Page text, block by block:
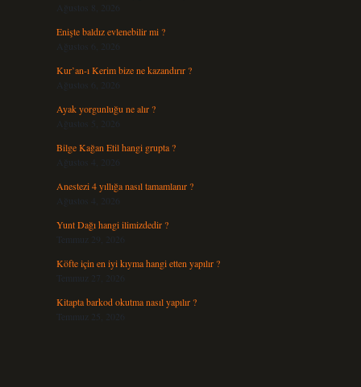
Ağustos 8, 2026
Enişte baldız evlenebilir mi ?
Ağustos 6, 2026
Kur’an-ı Kerim bize ne kazandırır ?
Ağustos 6, 2026
Ayak yorgunluğu ne alır ?
Ağustos 5, 2026
Bilge Kağan Etil hangi grupta ?
Ağustos 4, 2026
Anestezi 4 yıllığa nasıl tamamlanır ?
Ağustos 4, 2026
Yunt Dağı hangi ilimizdedir ?
Temmuz 29, 2026
Köfte için en iyi kıyma hangi etten yapılır ?
Temmuz 27, 2026
Kitapta barkod okutma nasıl yapılır ?
Temmuz 25, 2026